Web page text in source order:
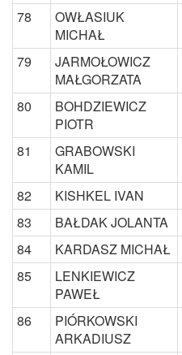
78
OWŁASIUK
MICHAŁ
79
JARMOŁOWICZ
MAŁGORZATA
80
BOHDZIEWICZ
PIOTR
81
GRABOWSKI
KAMIL
82
KISHKEL IVAN
83
BAŁDAK JOLANTA
84
KARDASZ MICHAŁ
85
LENKIEWICZ
PAWEŁ
86
PIÓRKOWSKI
ARKADIUSZ